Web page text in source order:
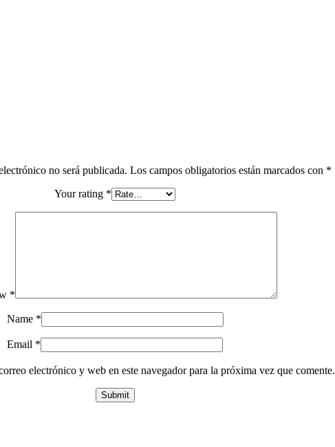
no será publicada. Los campos obligatorios están marcados con *
Your rating *
*
Name *
Email *
electrónico y web en este navegador para la próxima vez que comente.